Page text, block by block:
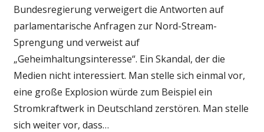
Bundesregierung verweigert die Antworten auf
parlamentarische Anfragen zur Nord-Stream-
Sprengung und verweist auf
„Geheimhaltungsinteresse“. Ein Skandal, der die
Medien nicht interessiert. Man stelle sich einmal vor,
eine große Explosion würde zum Beispiel ein
Stromkraftwerk in Deutschland zerstören. Man stelle
sich weiter vor, dass…